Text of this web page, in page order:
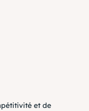
et de